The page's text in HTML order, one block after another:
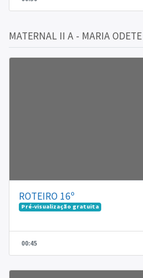
MATERNAL II A - MARIA
ROTEIRO 16º
Pré-visualização gratuita
00:45